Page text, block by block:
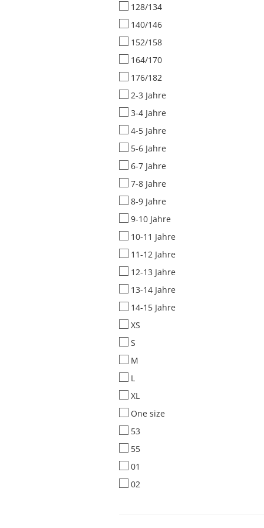
128/134
140/146
152/158
164/170
176/182
2-3 Jahre
3-4 Jahre
4-5 Jahre
5-6 Jahre
6-7 Jahre
7-8 Jahre
8-9 Jahre
9-10 Jahre
10-11 Jahre
11-12 Jahre
12-13 Jahre
13-14 Jahre
14-15 Jahre
XS
S
M
L
XL
One size
53
55
01
02